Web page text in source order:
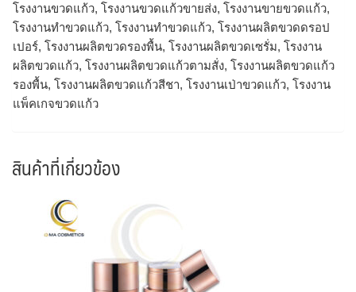
โรงงานขวดแก้ว, โรงงานขวดแก้วขายส่ง, โรงงานขายขวดแก้ว,
โรงงานทำขวดแก้ว, โรงงานทําขวดแก้ว, โรงงานผลิตขวดดรอป
เปอร์, โรงงานผลิตขวดรองพื้น, โรงงานผลิตขวดเซรั่ม, โรงงาน
ผลิตขวดแก้ว, โรงงานผลิตขวดแก้วตามสั่ง, โรงงานผลิตขวดแก้ว
รองพื้น, โรงงานผลิตขวดแก้วสีชา, โรงงานเป่าขวดแก้ว, โรงงาน
แพ็คเกจขวดแก้ว
สินค้าที่เกี่ยวข้อง